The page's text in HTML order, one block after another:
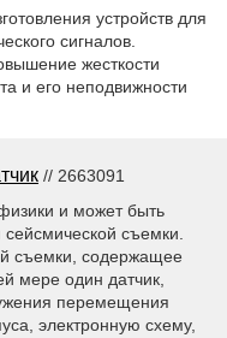
устройств для
сигналов.
жесткости
и его неподвижности
// 2663091
и может быть
съемки.
съемки, содержащее
мере один датчик,
перемещения
электронную схему,